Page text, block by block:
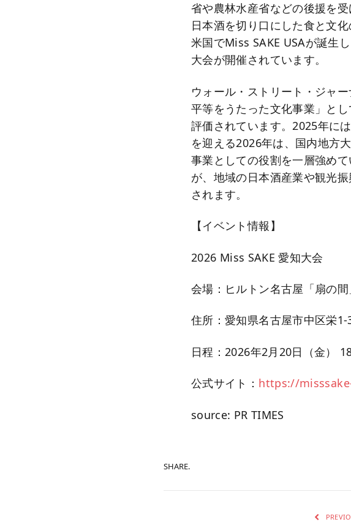
省や農林水産省などの後援を
日本酒を切り口にした食と文
米国でMiss SAKE USAが誕生
大会が開催されています。
ウォール・ストリート・ジャ
平等をうたった文化事業」と
評価されています。2025年に
を迎える2026年は、国内地方
事業としての役割を一層強め
が、地域の日本酒産業や観光
されます。
【イベント情報】
2026 Miss SAKE 愛知大会
会場：ヒルトン名古屋「扇の間
住所：愛知県名古屋市中区栄1-
日程：2026年2月20日（金）
公式サイト： https://
source: PR TIMES
SHARE.